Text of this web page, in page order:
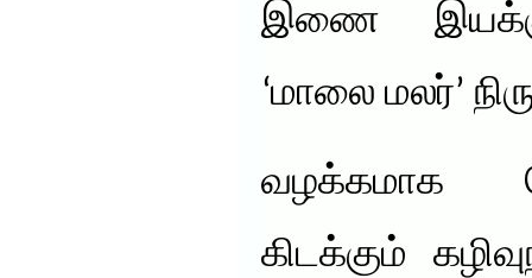
இணை
‘மாலை மலர்’
வழக்கமாக
கிடக்கும்